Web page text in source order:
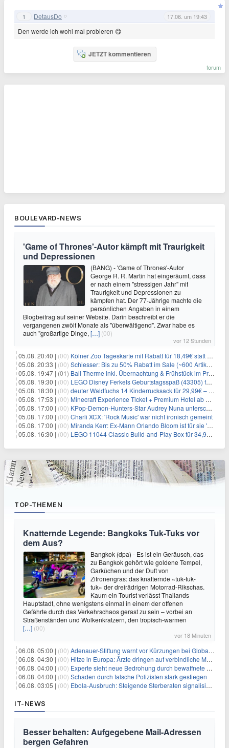
1 DetausDo 17.06. um 19:43
Den werde ich wohl mal probieren 😋
JETZT kommentieren
forum
BOULEVARD-NEWS
'Game of Thrones'-Autor kämpft mit Traurigkeit
und Depressionen
(BANG) - 'Game of Thrones'-Autor
George R. R. Martin hat eingeräumt, dass
er nach einem "stressigen Jahr" mit
Traurigkeit und Depressionen zu
kämpfen hat. Der 77-Jährige machte die
persönlichen Angaben in einem
Blogbeitrag auf seiner Website. Darin beschreibt er die
vergangenen zwölf Monate als "überwältigend". Zwar habe es
auch "großartige Dinge, […] (00)
vor 12 Stunden
05.08. 20:40 | (00) Kölner Zoo Tageskarte mit Rabatt für 18,49€ statt 29,50€ – einlösbar bis Dezember
05.08. 20:33 | (00) Schiesser: Bis zu 50% Rabatt im Sale (~600 Artikel zur Auswahl)
05.08. 19:47 | (01) Bali Therme inkl. Übernachtung & Frühstück im Premium Hotel (Bad Oeynhausen) ab 89€ p.P.
05.08. 19:30 | (00) LEGO Disney Ferkels Geburtstagsspaß (43305) für 29,10€
05.08. 18:30 | (00) deuter Waldfuchs 14 Kinderrucksack für 29,99€ – Amber-maple
05.08. 17:53 | (00) Minecraft Experience Ticket + Premium Hotel ab 59€ p.P.
05.08. 17:00 | (00) KPop-Demon-Hunters-Star Audrey Nuna unterschreibt bei Republic Records
05.08. 17:00 | (00) Charli XCX: 'Rock Music' war nicht ironisch gemeint
05.08. 17:00 | (00) Miranda Kerr: Ex-Mann Orlando Bloom ist für sie 'wie ein Bruder'
05.08. 16:30 | (00) LEGO 11044 Classic Build-and-Play Box für 34,99€ – 750 Teile
TOP-THEMEN
Knatternde Legende: Bangkoks Tuk-Tuks vor
dem Aus?
Bangkok (dpa) - Es ist ein Geräusch, das
zu Bangkok gehört wie goldene Tempel,
Garküchen und der Duft von
Zitronengras: das knatternde «tuk-tuk-
tuk» der dreirädrigen Motorrad-Rikschas.
Kaum ein Tourist verlässt Thailands
Hauptstadt, ohne wenigstens einmal in einem der offenen
Gefährte durch das Verkehrschaos gerast zu sein – vorbei an
Straßenständen und Wolkenkratzern, den tropisch-warmen
[…] (00)
vor 18 Minuten
06.08. 05:00 | (00) Adenauer-Stiftung warnt vor Kürzungen bei Globaler Gesundheit
06.08. 04:30 | (00) Hitze in Europa: Ärzte dringen auf verbindliche Maßnahmen
06.08. 04:00 | (00) Experte sieht neue Bedrohung durch bewaffnete Drohnen
06.08. 04:00 | (00) Schaden durch falsche Polizisten stark gestiegen
06.08. 03:05 | (00) Ebola-Ausbruch: Steigende Sterberaten signalisieren dringenden Bedarf an verbesserter Gesundheitsinfrastruktur
IT-NEWS
Besser behalten: Aufgegebene Mail-Adressen
bergen Gefahren